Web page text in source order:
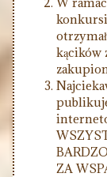
kącików
ZA